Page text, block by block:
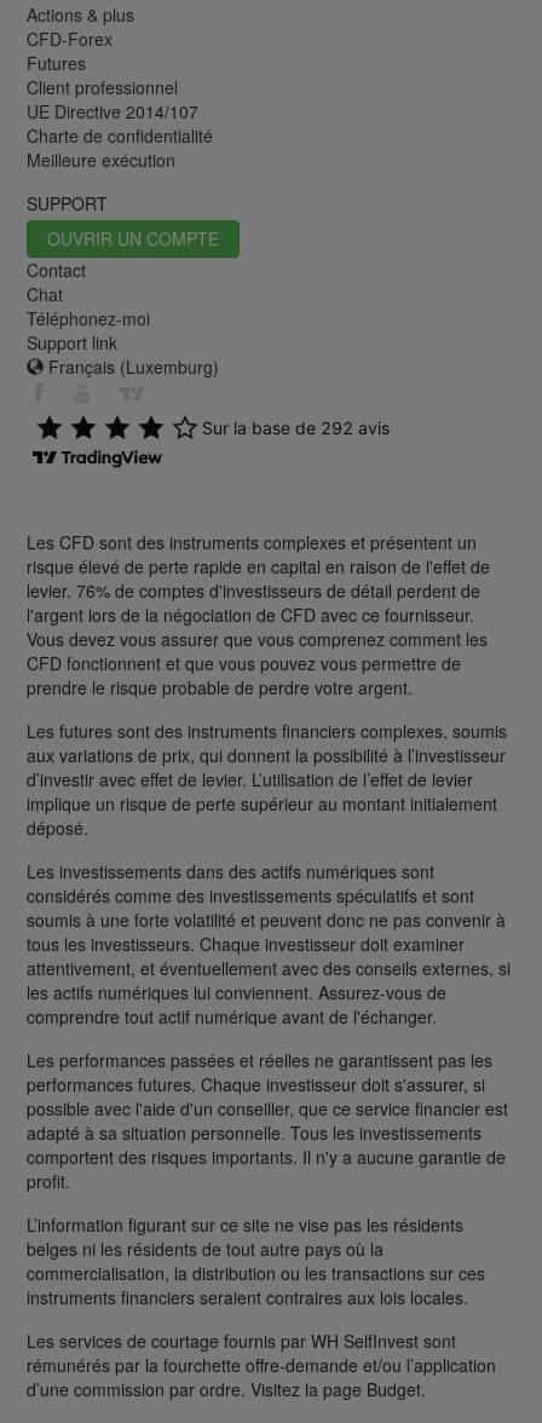
Actions & plus
CFD-Forex
Futures
Client professionnel
UE Directive 2014/107
Charte de confidentialité
Meilleure exécution
SUPPORT
OUVRIR UN COMPTE
Contact
Chat
Téléphonez-moi
Support link
Français (Luxemburg)
Les CFD sont des instruments complexes et présentent un
risque élevé de perte rapide en capital en raison de l'effet de
levier. 76% de comptes d'investisseurs de détail perdent de
l'argent lors de la négociation de CFD avec ce fournisseur.
Vous devez vous assurer que vous comprenez comment les
CFD fonctionnent et que vous pouvez vous permettre de
prendre le risque probable de perdre votre argent.
Les futures sont des instruments financiers complexes, soumis
aux variations de prix, qui donnent la possibilité à l’investisseur
d’investir avec effet de levier. L’utilisation de l’effet de levier
implique un risque de perte supérieur au montant initialement
déposé.
Les investissements dans des actifs numériques sont
considérés comme des investissements spéculatifs et sont
soumis à une forte volatilité et peuvent donc ne pas convenir à
tous les investisseurs. Chaque investisseur doit examiner
attentivement, et éventuellement avec des conseils externes, si
les actifs numériques lui conviennent. Assurez-vous de
comprendre tout actif numérique avant de l'échanger.
Les performances passées et réelles ne garantissent pas les
performances futures. Chaque investisseur doit s'assurer, si
possible avec l'aide d'un conseiller, que ce service financier est
adapté à sa situation personnelle. Tous les investissements
comportent des risques importants. Il n'y a aucune garantie de
profit.
L’information figurant sur ce site ne vise pas les résidents
belges ni les résidents de tout autre pays où la
commercialisation, la distribution ou les transactions sur ces
instruments financiers seraient contraires aux lois locales.
Les services de courtage fournis par WH SelfInvest sont
rémunérés par la fourchette offre-demande et/ou l’application
d’une commission par ordre. Visitez la page Budget.